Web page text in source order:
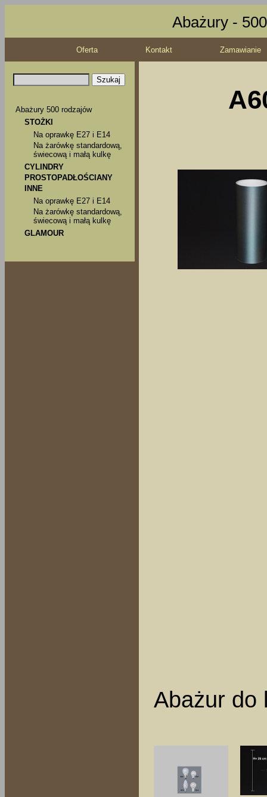
Abażury -
Oferta Kontakt Zamawianie
Abażury 500 rodzajów
STOŻKI
Na oprawkę E27 i E14
Na żarówkę standardową,
świecową i małą kulkę
CYLINDRY
PROSTOPADŁOŚCIANY
INNE
Na oprawkę E27 i E14
Na żarówkę standardową,
świecową i małą kulkę
GLAMOUR
Abażur do